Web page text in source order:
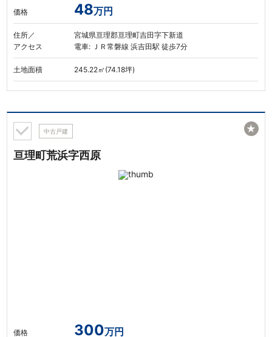
価格 48万円
住所／
アクセス
宮城県亘理郡亘理町吉田字下新道
電車: ＪＲ常磐線 浜吉田駅 徒歩7分
土地面積 245.22㎡(74.18坪)
中古戸建
亘理町荒浜字西原
価格 300万円
★